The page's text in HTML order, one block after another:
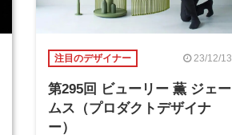
注目のデザイナー 23/12/13
第295回 ビューリー 薫 ジェー
ムス（プロダクトデザイナ
ー）